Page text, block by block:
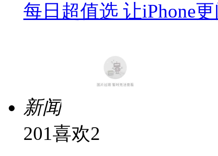
每日超值选 让iPhone
新闻
201喜欢2